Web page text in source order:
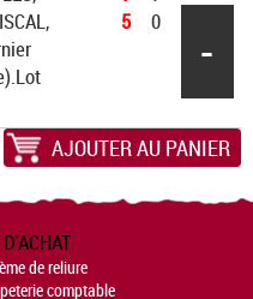
5
0
-
AJOUTER AU PANIER
de reliure
comptable